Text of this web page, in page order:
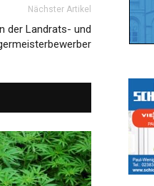
Nächster Artikel
der Landrats- und